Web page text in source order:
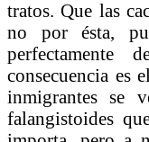
tratos. Que las
no por ésta,
perfectamente
consecuencia es
inmigrantes se
falangistoides